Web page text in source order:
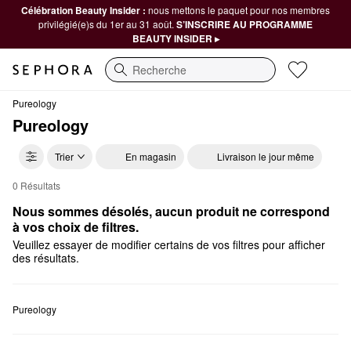
Célébration Beauty Insider : nous mettons le paquet pour nos membres
privilégié(e)s du 1er au 31 août. S’INSCRIRE AU PROGRAMME
BEAUTY INSIDER ▸
Recherche
Pureology
Pureology
Trier En magasin Livraison le jour même
Pureology Pour maman
0 Résultats
Nous sommes désolés, aucun produit ne correspond
à vos choix de filtres.
Veuillez essayer de modifier certains de vos filtres pour afficher
des résultats.
Pureology